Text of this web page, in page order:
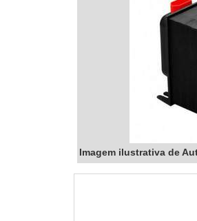
Imagem ilustrativa de